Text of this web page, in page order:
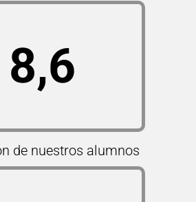
8,6
de nuestros alumnos